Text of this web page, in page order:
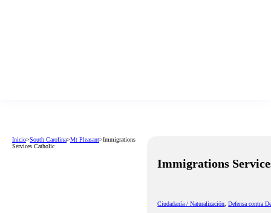
Inicio>South Carolina>Mt Pleasant>Immigrations
Services Catholic
Immigrations
Ciudadanía / Naturalización,Defensa contra